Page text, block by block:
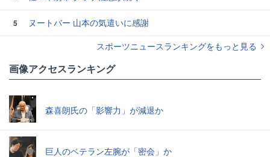
5
ヌートバー 山本の気遣いに感謝
スポーツニュースランキングをもっと見る
画像アクセスランキング
森喜朗氏の「影響力」が減退か
巨人のベテラン左腕が「密会」か